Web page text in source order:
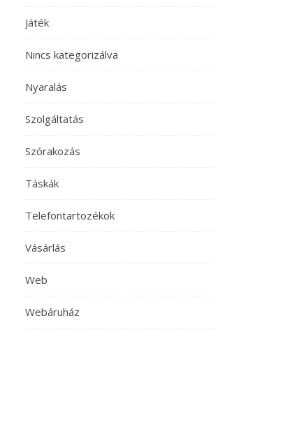
Játék
Nincs kategorizálva
Nyaralás
Szolgáltatás
Szórakozás
Táskák
Telefontartozékok
Vásárlás
Web
Webáruház